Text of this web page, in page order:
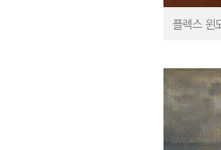
플렉스 윈